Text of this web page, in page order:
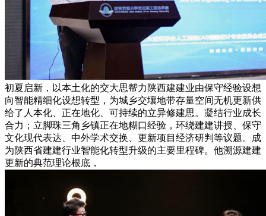
初夏启新，以本土化的交大思帮力陕西建建业由保守经验设想
向智能精细化设想转型，为城乡交壤地带存量空间无机更新供
给了人本化、正在地化、可持续的立异修建思。凝结行业成长
合力；立脚珠三角乡镇正在地糊口经验，环绕建建讲授、保守
文化现代表达、中外学术交换、更新项目经济研判等议题。成
为陕西省建建行业智能化转型升级的主要里程碑。他溯源建建
更新的典范理论根底，